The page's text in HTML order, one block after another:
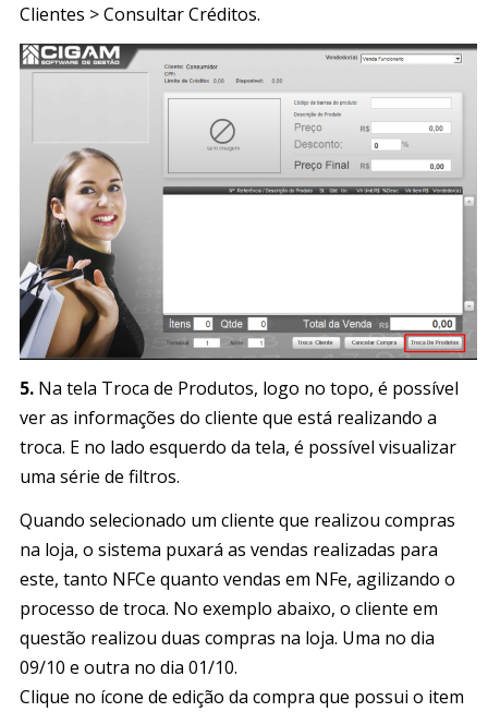
Clientes > Consultar Créditos.
5. Na tela Troca de Produtos, logo no topo, é possível
ver as informações do cliente que está realizando a
troca. E no lado esquerdo da tela, é possível visualizar
uma série de filtros.
Quando selecionado um cliente que realizou compras
na loja, o sistema puxará as vendas realizadas para
este, tanto NFCe quanto vendas em NFe, agilizando o
processo de troca. No exemplo abaixo, o cliente em
questão realizou duas compras na loja. Uma no dia
09/10 e outra no dia 01/10.
Clique no ícone de edição da compra que possui o item